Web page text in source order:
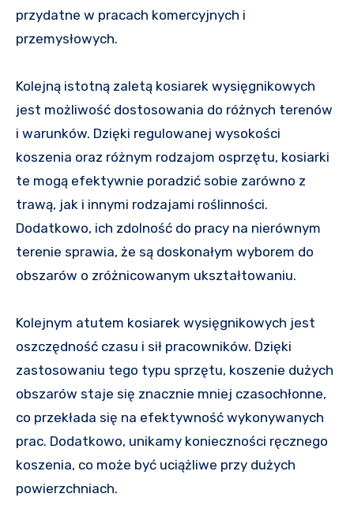
przydatne w pracach komercyjnych i
przemysłowych.
Kolejną istotną zaletą kosiarek wysięgnikowych
jest możliwość dostosowania do różnych terenów
i warunków. Dzięki regulowanej wysokości
koszenia oraz różnym rodzajom osprzętu, kosiarki
te mogą efektywnie poradzić sobie zarówno z
trawą, jak i innymi rodzajami roślinności.
Dodatkowo, ich zdolność do pracy na nierównym
terenie sprawia, że są doskonałym wyborem do
obszarów o zróżnicowanym ukształtowaniu.
Kolejnym atutem kosiarek wysięgnikowych jest
oszczędność czasu i sił pracowników. Dzięki
zastosowaniu tego typu sprzętu, koszenie dużych
obszarów staje się znacznie mniej czasochłonne,
co przekłada się na efektywność wykonywanych
prac. Dodatkowo, unikamy konieczności ręcznego
koszenia, co może być uciążliwe przy dużych
powierzchniach.